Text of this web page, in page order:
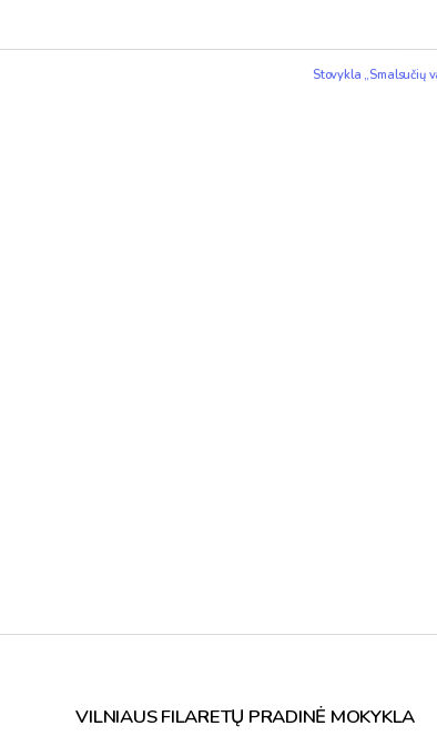
Stovykla „Smalsučių
VILNIAUS FILARETŲ PRADINĖ MOKYKLA